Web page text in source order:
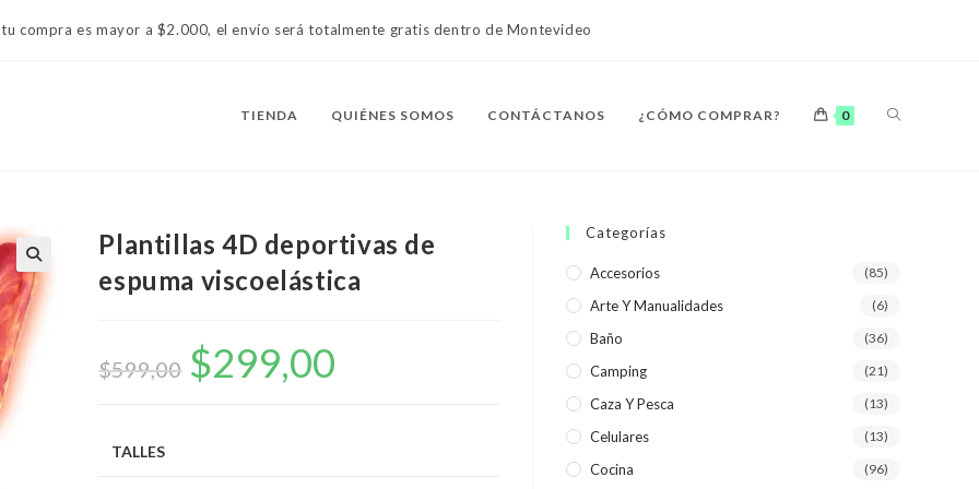
compra es mayor a $2.000, el envío será totalmente gratis dentro de Montevideo
TIENDA QUIÉNES SOMOS CONTÁCTANOS ¿CÓMO COMPRAR? 0 ALTERNAR
DE
LA
Plantillas 4D deportivas de
espuma viscoelástica
$599,00
El
precio
original
$299,00
TALLES
Categorías
Accesorios (85)
Arte Y Manualidades (6)
Baño (36)
Camping (21)
Caza Y Pesca (13)
Celulares (13)
Cocina (96)